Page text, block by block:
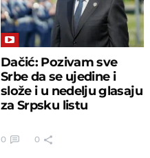
Dačić: Pozivam sve
Srbe da se ujedine i
slože i u nedelju glasaju
za Srpsku listu
0 0